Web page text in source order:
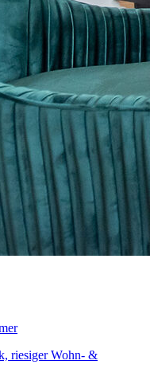
riesiger Wohn- &